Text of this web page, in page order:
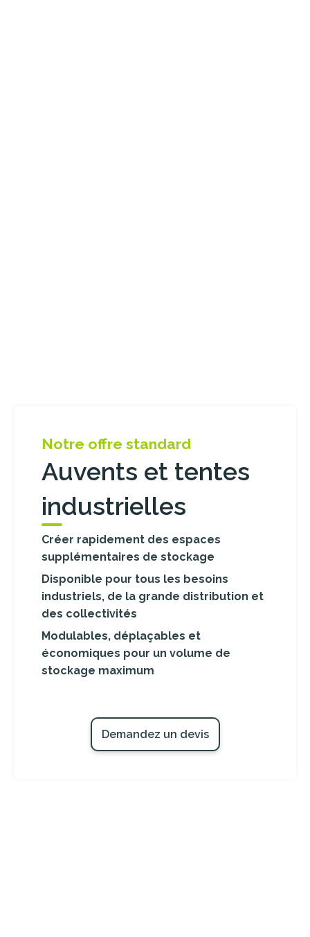
Notre offre standard
Auvents et tentes
industrielles
Créer rapidement des espaces
supplémentaires de stockage
Disponible pour tous les besoins
industriels, de la grande distribution et
des collectivités
Modulables, déplaçables et
économiques pour un volume de
stockage maximum
Demandez un devis